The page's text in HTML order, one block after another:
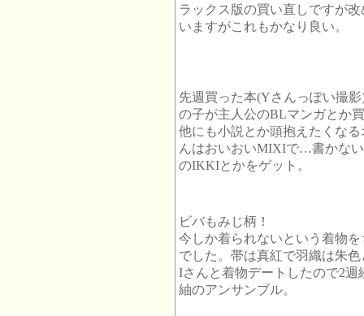
ラックス版の買い直しですが
いますがこれもかなり良い。
先週買った本(Yさんっぽい撮
の子が主人公のBLマンガとか
他にも小説とか頭抱えたくな
んはおいおいMIXIで…書かな
のIKKIとかをゲット。
ビバもみじ柄！
今しか着られないという着物
でした。帯は真紅で羽織は朱
Iさんと着物デートしたので2
紬のアンサンブル。